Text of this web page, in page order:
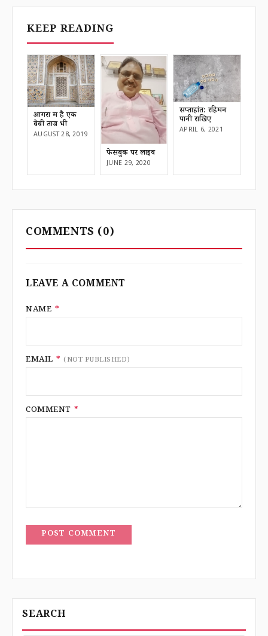
KEEP READING
आगरा में है एक
बेबी ताज भी
AUGUST 28, 2019
फेसबुक पर लाइव
JUNE 29, 2020
सप्ताहांत: रहिमन
पानी राखिए
APRIL 6, 2021
COMMENTS (0)
LEAVE A COMMENT
NAME *
EMAIL * (NOT PUBLISHED)
COMMENT *
POST COMMENT
SEARCH